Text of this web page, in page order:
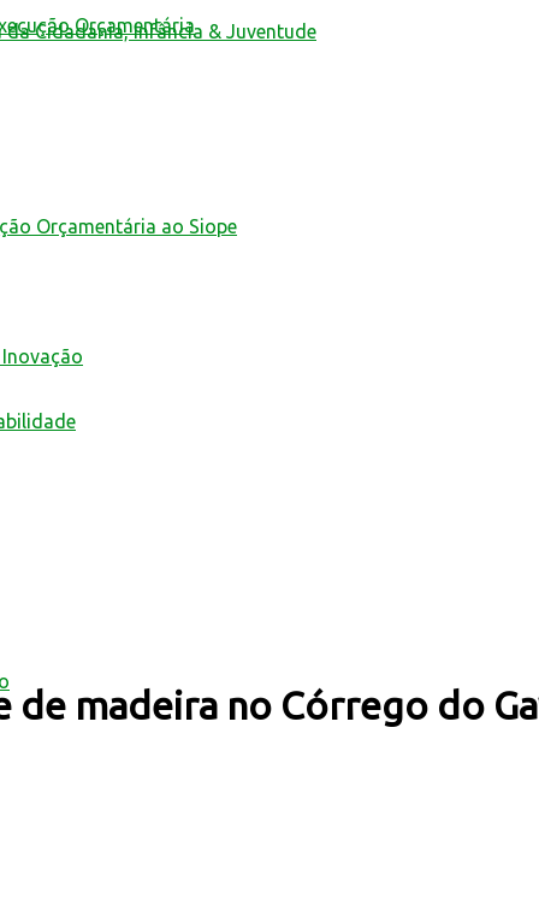
Orçamentária
Cidadania, Infância & Juventude
Orçamentária ao Siope
madeira no Córrego do